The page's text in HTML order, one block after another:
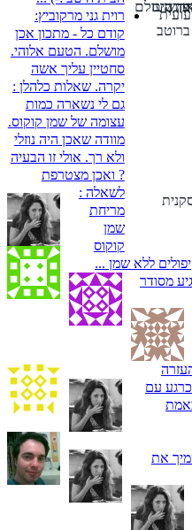
העולם
רוית גני מרקוביץ:
קודם כל - מתכון אכן
מושלם. הטעם אלוהי.
סחטיין עליך אשה
יקרה. שאלות כלהלן :
גם לי נשארה כמות
עצומה של שמן קוקוס.
מוודה שאכן היה נוזלי
ולא רך. אולי זו הבעיה
? ואכן מצטרפת
לשאלה :
מריחת
שמן
קוקוס
ללא שמן ...
מסודר
כרגע עם
את